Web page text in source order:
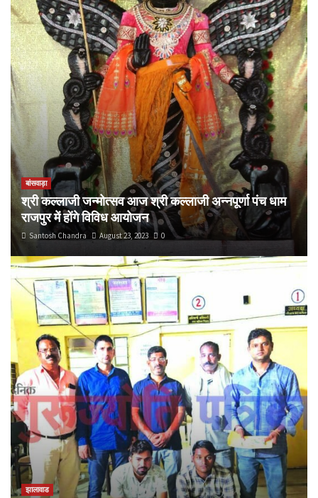
बांसवाड़ा
श्री कल्लाजी जन्मोत्सव आज श्री कल्लाजी अन्नपूर्णा पंच धाम
राजपुर में होंगे विविध आयोजन
Santosh Chandra August 23, 2023 0
झालावाड